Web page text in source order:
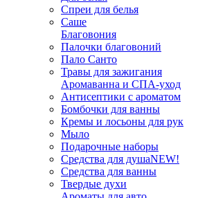
Спреи для белья
Саше
Благовония
Палочки благовоний
Пало Санто
Травы для зажигания
Аромаванна и СПА-уход
Антисептики с ароматом
Бомбочки для ванны
Кремы и лосьоны для рук
Мыло
Подарочные наборы
Средства для душаNEW!
Средства для ванны
Твердые духи